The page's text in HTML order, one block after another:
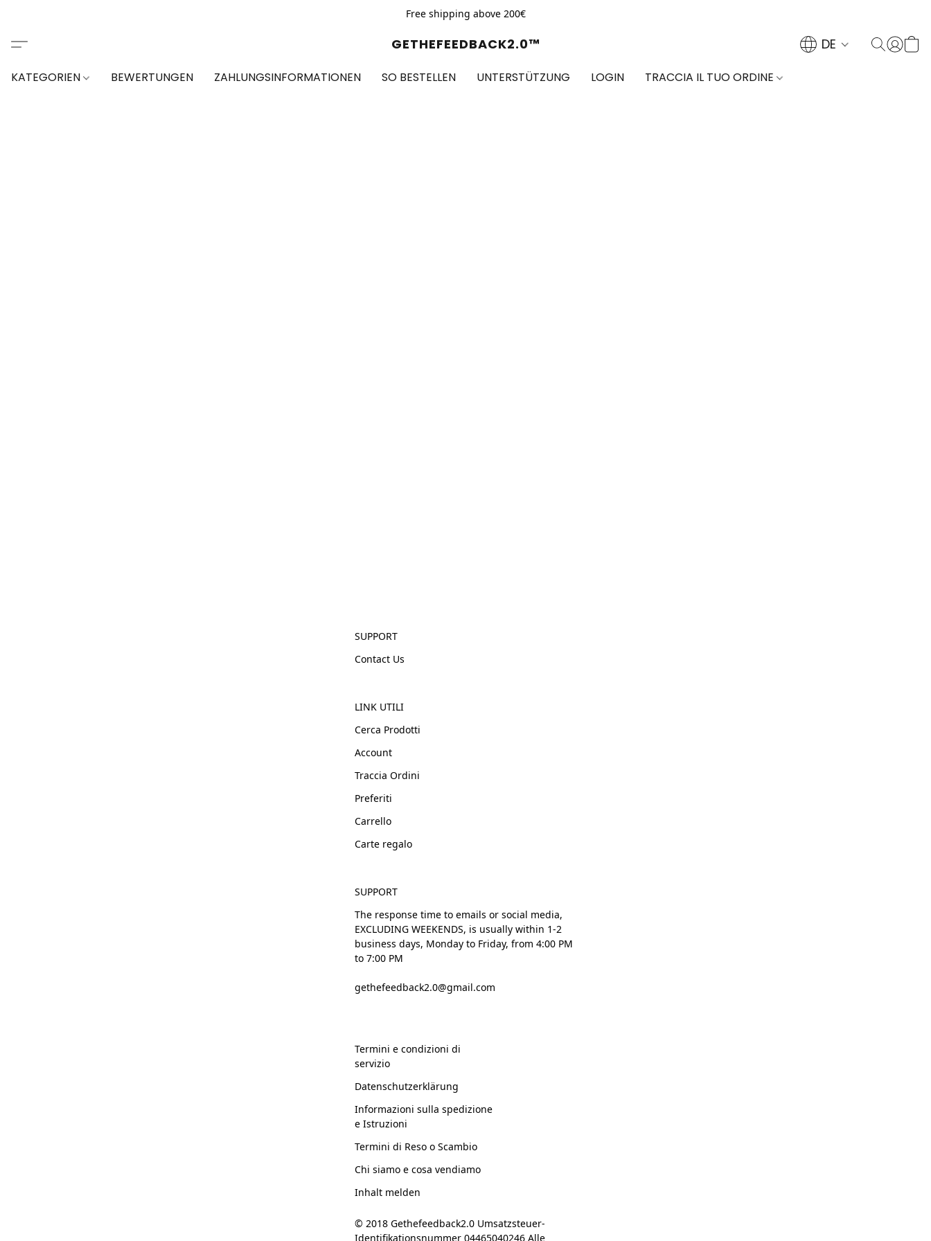
Free shipping above 200€
GETHEFEEDBACK2.0™ DE
KATEGORIEN BEWERTUNGEN ZAHLUNGSINFORMATIONEN SO BESTELLEN UNTERSTÜTZUNG LOGIN TRACCIA IL TUO ORDINE
SUPPORT
Contact Us
LINK UTILI
Cerca Prodotti
Account
Traccia Ordini
Preferiti
Carrello
Carte regalo
SUPPORT
The response time to emails or social media,
EXCLUDING WEEKENDS, is usually within 1-2
business days, Monday to Friday, from 4:00 PM
to 7:00 PM
gethefeedback2.0@gmail.com
Termini e condizioni di
servizio
Datenschutzerklärung
Informazioni sulla spedizione
e Istruzioni
Termini di Reso o Scambio
Chi siamo e cosa vendiamo
Inhalt melden
© 2018 Gethefeedback2.0 Umsatzsteuer-
Identifikationsnummer 04465040246 Alle